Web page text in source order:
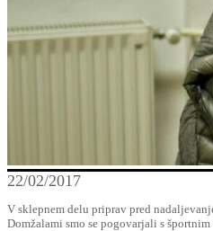
22/02/2017
V sklepnem delu priprav pred
Domžalami smo se pogovarjali s